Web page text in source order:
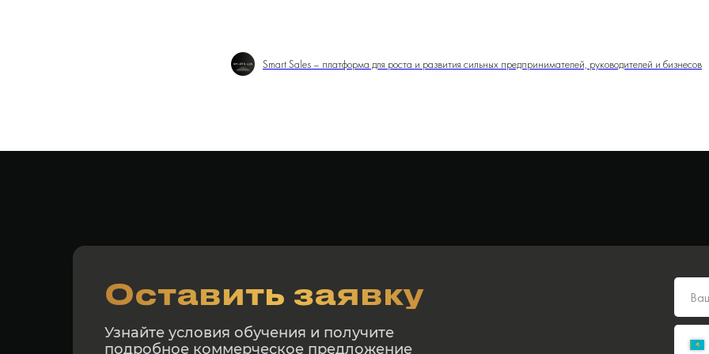
Smart Sales – платформа для роста и развития сильных предпринимателей, руководителей и бизнесов
Узнайте условия обучения и получите
подробное коммерческое предложение
Оставить заявку